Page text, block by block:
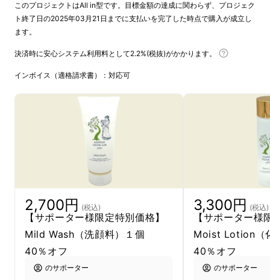
初めまして。株式会社オリーブジャパン
私たちはオリーブに特化した会社です。
オリーブのことばかり考えています。
後ほど述べる詳しい活動内容にも目を通しても
らえたら幸いです。
このプロジェクトはAll in型です。目標金額の達成に関わらず、プロジェク
ト終了日の2025年03月21日までに支払いを完了した時点で購入が成立し
ます。
決済時に安心システム利用料として2.2%(税抜)がかかります。
インボイス（適格請求書）：対応可
2,700円 (税込)
【サポーター様限定特別価格】
Mild Wash（洗顔料）１個
40％オフ
のサポーター
3,300円 (税込)
【サポーター
Moist Lotion
40％オフ
のサポーター